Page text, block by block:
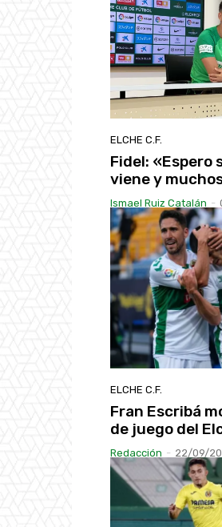
ELCHE C.F.
Fidel: «Espero
viene y
Ismael Ruiz Catalán -
ELCHE C.F.
Fran Escribá
de juego del
Redacción - 22/09/